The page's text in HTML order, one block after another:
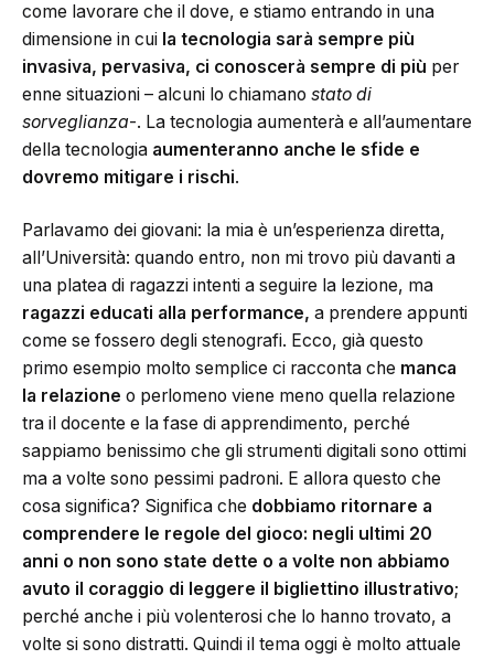
come lavorare che il dove, e stiamo entrando in una
dimensione in cui la tecnologia sarà sempre più
invasiva, pervasiva, ci conoscerà sempre di più per
enne situazioni – alcuni lo chiamano stato di
sorveglianza-. La tecnologia aumenterà e all’aumentare
della tecnologia aumenteranno anche le sfide e
dovremo mitigare i rischi.
Parlavamo dei giovani: la mia è un’esperienza diretta,
all’Università: quando entro, non mi trovo più davanti a
una platea di ragazzi intenti a seguire la lezione, ma
ragazzi educati alla performance, a prendere appunti
come se fossero degli stenografi. Ecco, già questo
primo esempio molto semplice ci racconta che manca
la relazione o perlomeno viene meno quella relazione
tra il docente e la fase di apprendimento, perché
sappiamo benissimo che gli strumenti digitali sono ottimi
ma a volte sono pessimi padroni. E allora questo che
cosa significa? Significa che dobbiamo ritornare a
comprendere le regole del gioco: negli ultimi 20
anni o non sono state dette o a volte non abbiamo
avuto il coraggio di leggere il bigliettino illustrativo;
perché anche i più volenterosi che lo hanno trovato, a
volte si sono distratti. Quindi il tema oggi è molto attuale